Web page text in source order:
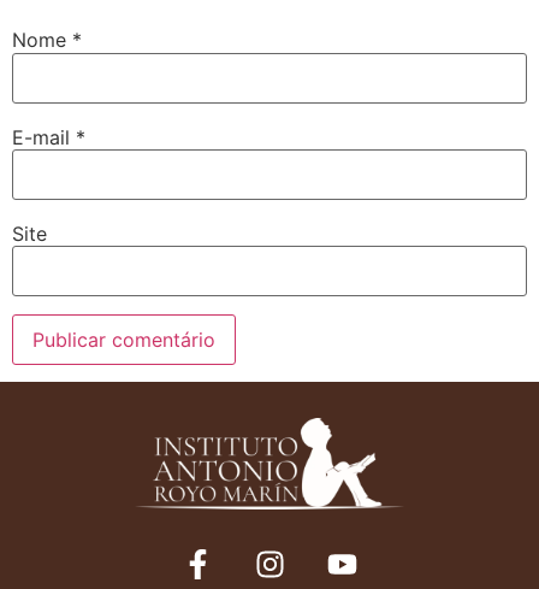
Nome *
E-mail *
Site